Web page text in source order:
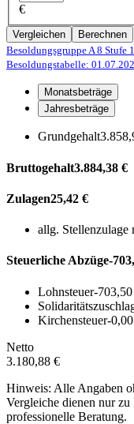
€
Vergleichen
Berechnen
Besoldungsgruppe A 8 Stufe
Besoldungstabelle:
Monatsbeträge
Jahresbeträge
Grundgehalt
Bruttogehalt3.884,38 €
Zulagen25,42 €
allg. Stellenzulage
Steuerliche Abzüge-
Lohnsteuer-
Kirchensteuer-
Netto
3.180,88 €
Hinweis: Alle Angaben
Vergleiche dienen nur
professionelle Beratung.